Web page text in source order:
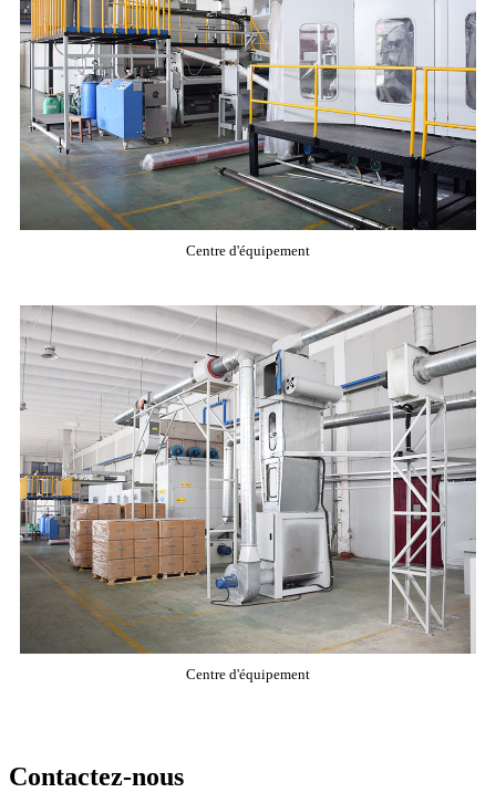
Centre d'équipement
Centre d'équipement
Contactez-nous